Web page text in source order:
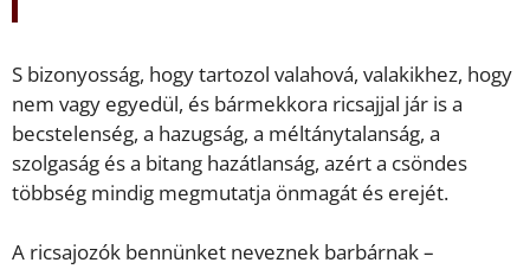
S bizonyosság, hogy tartozol valahová, valakikhez, hogy
nem vagy egyedül, és bármekkora ricsajjal jár is a
becstelenség, a hazugság, a méltánytalanság, a
szolgaság és a bitang hazátlanság, azért a csöndes
többség mindig megmutatja önmagát és erejét.
A ricsajozók bennünket neveznek barbárnak –